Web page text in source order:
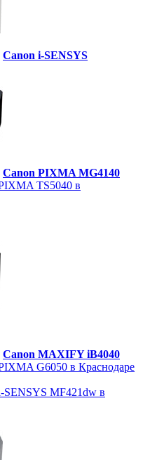
Canon i-SENSYS
Canon PIXMA MG4140
Canon MAXIFY iB4040